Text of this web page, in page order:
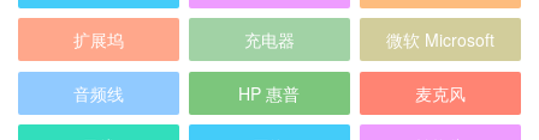
扩展坞 充电器 微软 Microsoft
音频线 HP 惠普 麦克风